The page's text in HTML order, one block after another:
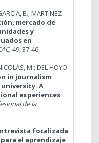
B.; MARTÍNEZ
mercado de
y
en
, 49, 37-46.
M.; DEL HOYO
in journalism
A
experiences
de la
focalizada
el aprendizaje